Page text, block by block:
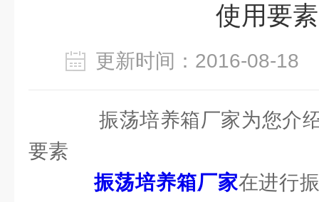
使用要素
更新时间：2016-08-
振荡培养箱厂家为您介
要素
振荡培养箱厂家在进行